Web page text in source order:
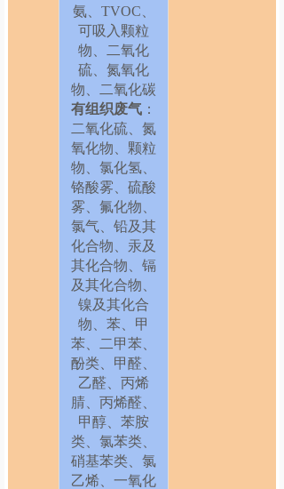
氨、TVOC、
可吸入颗粒
物、二氧化
硫、氮氧化
物、二氧化碳
有组织废气 ：
二氧化硫、氮
氧化物、颗粒
物、氯化氢、
铬酸雾、硫酸
雾、氟化物、
氯气、铅及其
化合物、汞及
其化合物、镉
及其化合物、
镍及其化合
物、苯、甲
苯、二甲苯、
酚类、甲醛、
乙醛、丙烯
腈、丙烯醛、
甲醇、苯胺
类、氯苯类、
硝基苯类、氯
乙烯、一氧化